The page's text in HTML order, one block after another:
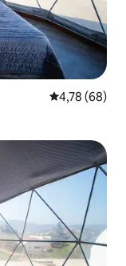
4,78 de uma
4,78 (68)